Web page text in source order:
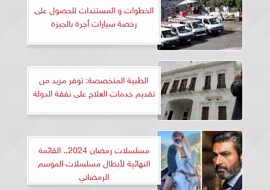
الخطوات و المستندات للحصول على
رخصة سيارات أجرة بالجيزة
الطبية المتخصصة: توفر مزيد من
تقديم خدمات العلاج على نفقة الدولة
مسلسلات رمضان 2024.. القائمة
النهائية لأبطال مسلسلات الموسم
الرمضاني